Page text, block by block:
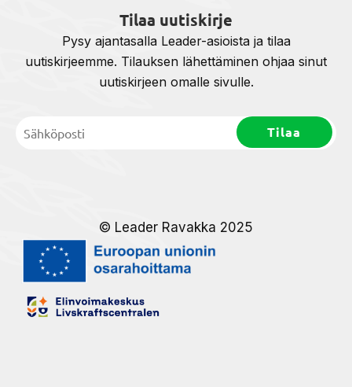
Tilaa uutiskirje
Pysy ajantasalla Leader-asioista ja tilaa
uutiskirjeemme. Tilauksen lähettäminen ohjaa sinut
uutiskirjeen omalle sivulle.
© Leader Ravakka 2025